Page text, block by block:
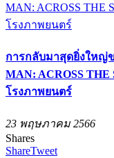
การกลับมาสุดยิ่งใหญ่ข
MAN: ACROSS
โรงภาพยนตร์
23 พฤษภาคม 2566
Shares
ShareTweet